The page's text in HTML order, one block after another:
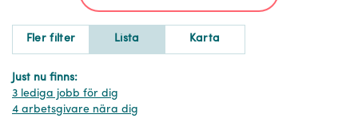
Fler filter Lista Karta
Just nu finns:
3 lediga jobb för dig
4 arbetsgivare nära dig